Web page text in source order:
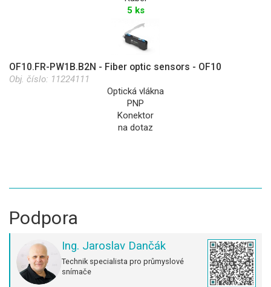
5 ks
OF10.FR-PW1B.B2N - Fiber optic sensors - OF10
Obj. číslo: 11224111
Optická vlákna
PNP
Konektor
na dotaz
Podpora
Ing. Jaroslav Dančák
Technik specialista pro průmyslové
snímače